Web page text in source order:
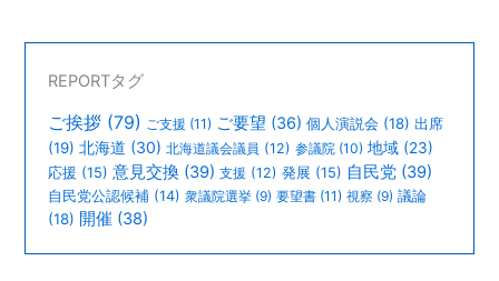
REPORTタグ
ご挨拶 (79) ご支援 (11) ご要望 (36) 個人演説会 (18) 出席
(19) 北海道 (30) 北海道議会議員 (12) 参議院 (10) 地域 (23)
応援 (15) 意見交換 (39) 支援 (12) 発展 (15) 自民党 (39)
自民党公認候補 (14) 衆議院選挙 (9) 要望書 (11) 視察 (9) 議論
(18) 開催 (38)